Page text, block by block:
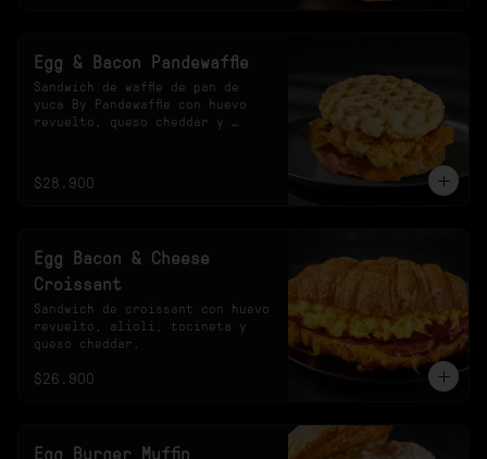
Egg & Bacon Pandewaffle
Sandwich de waffle de pan de
yuca By Pandewaffle con huevo
revuelto, queso cheddar y
$28.900
Egg Bacon & Cheese
Croissant
Sandwich de croissant con huevo
revuelto, alioli, tocineta y
queso cheddar.
$26.900
Egg Burger Muffin